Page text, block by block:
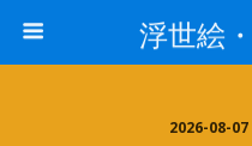
浮世絵
2026-08-